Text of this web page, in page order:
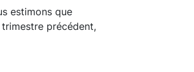
estimons que
précédent,